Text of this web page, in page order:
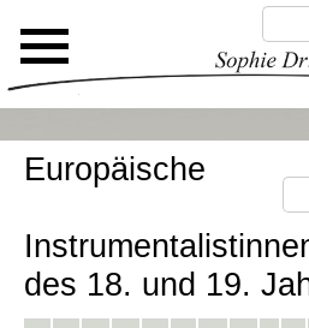
Europäische
des 18. und 19.